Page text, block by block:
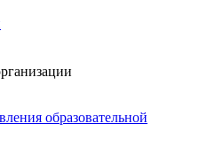
образовательной